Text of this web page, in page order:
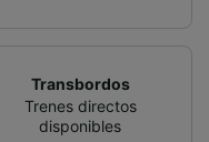
Transbordos
Trenes directos
disponibles